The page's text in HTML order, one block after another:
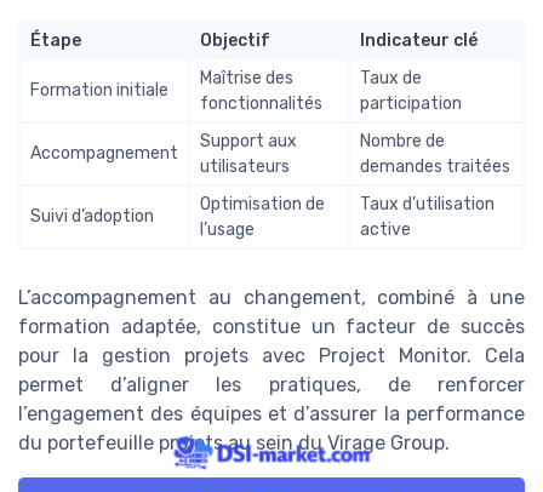
Étape Objectif Indicateur clé
Formation initiale
Maîtrise des
fonctionnalités
Taux de
participation
Accompagnement
Support aux
utilisateurs
Nombre de
demandes traitées
Suivi d’adoption
Optimisation de
l’usage
Taux d’utilisation
active
L’accompagnement au changement, combiné à une
formation adaptée, constitue un facteur de succès
pour la gestion projets avec Project Monitor. Cela
permet d’aligner les pratiques, de renforcer
l’engagement des équipes et d’assurer la performance
du portefeuille projets au sein du Virage Group.